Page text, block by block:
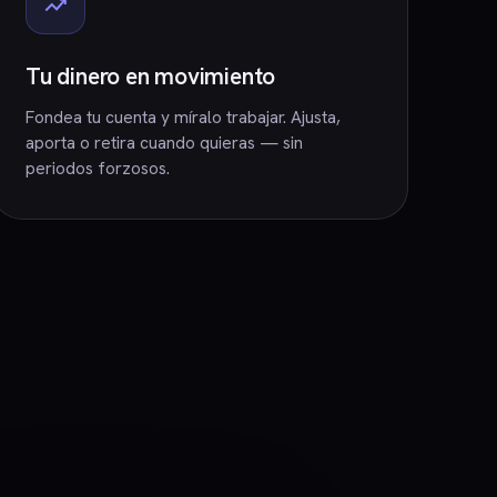
Tu dinero en movimiento
Fondea tu cuenta y míralo trabajar. Ajusta,
aporta o retira cuando quieras — sin
periodos forzosos.